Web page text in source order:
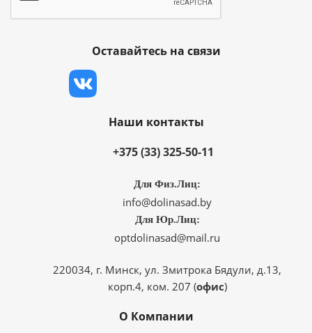
Оставайтесь на связи
Наши контакты
+375 (33) 325-50-11
Для Физ.Лиц:
info@dolinasad.by
Для Юр.Лиц:
optdolinasad@mail.ru
220034, г. Минск, ул. Змитрока Бядули, д.13,
корп.4, ком. 207 (офис)
О Компании